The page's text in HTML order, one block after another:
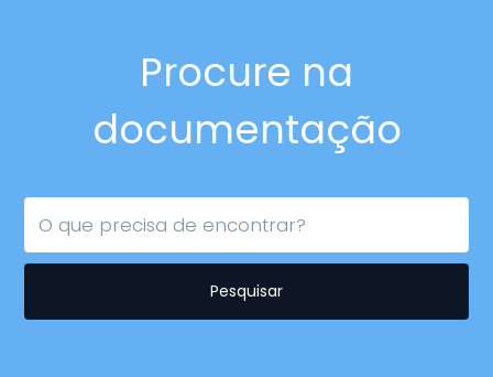
Procure na
documentação
Pesquisar